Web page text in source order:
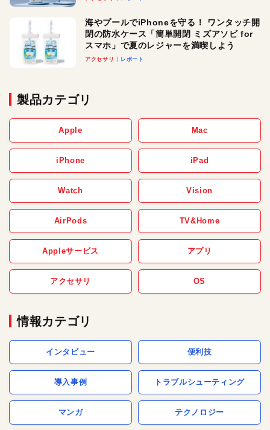
海やプールでiPhoneを守る！ ワンタッチ開
閉の防水ケース「簡単開閉 ミズアソビ for
スマホ」で夏のレジャーを満喫しよう
アクセサリ レポート
製品カテゴリ
Apple Mac
iPhone iPad
Watch Vision
AirPods TV&Home
Appleサービス アプリ
アクセサリ OS
情報カテゴリ
インタビュー 便利技
導入事例 トラブルシューティング
マンガ テクノロジー